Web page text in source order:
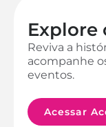
Explore
Reviva a
acompanhe
eventos.
Acessar